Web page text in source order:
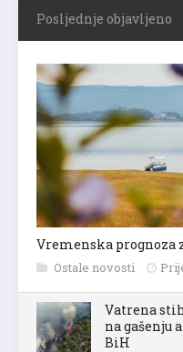
Posljednje objavljeno
Vremenska prognoza
Ostale novosti
Vatrena
na gašenju
BiH